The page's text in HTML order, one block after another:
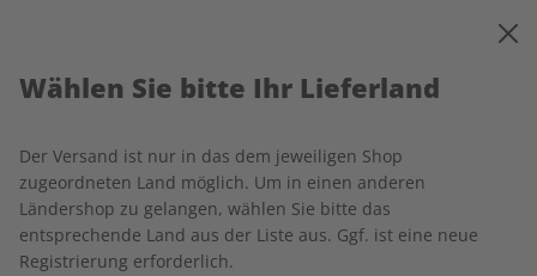
Startseite écoute
Einzelausgaben
LESEPROBE
Wählen Sie bitte Ihr Lieferland
Der Versand ist nur in das dem jeweiligen Shop
zugeordneten Land möglich. Um in einen anderen
Ländershop zu gelangen, wählen Sie bitte das
entsprechende Land aus der Liste aus. Ggf. ist eine neue
Registrierung erforderlich.